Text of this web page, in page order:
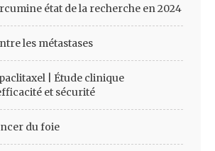
état de la recherche en 2024
les métastases
| Étude clinique
et sécurité
du foie